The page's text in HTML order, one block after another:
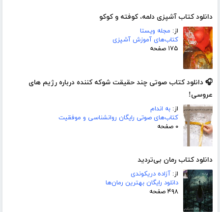
دانلود کتاب آشپزی دلمه، کوفته و کوکو
از: مجله ویستا
کتاب‌های آموزش آشپزی
۱۷۵ صفحه
🎧 دانلود کتاب صوتی چند حقیقت شوکه کننده درباره رژیم های
عروسی!
از: به اندام
کتاب‌های صوتی رایگان روانشناسی و موفقیت
۰ صفحه
دانلود کتاب رمان بی‌تردید
از: آزاده دریکوندی
دانلود رایگان بهترین رمان‌ها
۴۹۸ صفحه